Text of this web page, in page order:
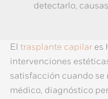
detectarlo,
El trasplante capilar es
intervenciones
satisfacción cuando se
médico, diagnóstico